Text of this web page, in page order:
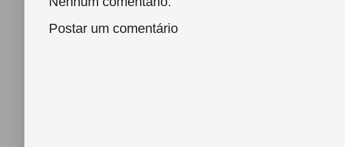
t
Postar um comentário